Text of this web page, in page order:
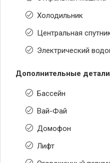
Холодильник
Центральная
Электрический
Дополнительные детали
Бассейн
Вай-Фай
Домофон
Лифт